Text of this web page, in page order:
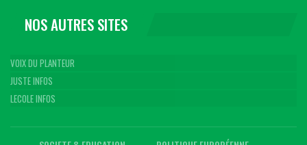
NOS AUTRES SITES
VOIX DU PLANTEUR
JUSTE INFOS
LECOLE INFOS